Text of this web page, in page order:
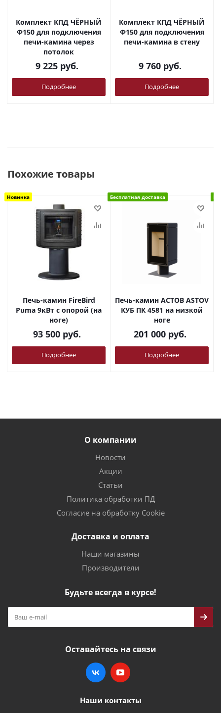
Комплект КПД ЧЁРНЫЙ
Ф150 для подключения
печи-камина через
потолок
9 225 руб.
Подробнее
Комплект КПД ЧЁРНЫЙ
Ф150 для подключения
печи-камина в стену
9 760 руб.
Подробнее
Похожие товары
Новинка
Печь-камин FireBird
Puma 9кВт с опорой (на
ноге)
93 500 руб.
Подробнее
Бесплатная доставка
Печь-камин АСТОВ ASTOV
КУБ ПК 4581 на низкой
ноге
201 000 руб.
Подробнее
О компании
Новости
Акции
Статьи
Политика обработки ПД
Согласие на обработку Cookie
Доставка и оплата
Наши магазины
Производители
Будьте всегда в курсе!
Оставайтесь на связи
Наши контакты